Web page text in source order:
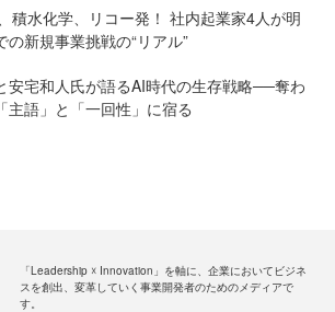
積水化学、リコー発！ 社内起業家4人が明
の新規事業挑戦の“リアル”
安宅和人氏が語るAI時代の生存戦略──奪わ
主語」と「一回性」に宿る
「Leadership ☓ Innovation」を軸に、企業においてビジネ
スを創出、変革していく事業開発者のためのメディアで
す。